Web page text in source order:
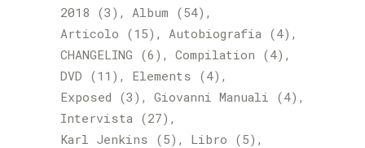
2018 (3) Album (54)
Articolo (15) Autobiografia (4)
CHANGELING (6) Compilation (4)
DVD (11) Elements (4)
Exposed (3) Giovanni Manuali
(4)
Intervista (27)
Karl Jenkins (5) Libro (5)